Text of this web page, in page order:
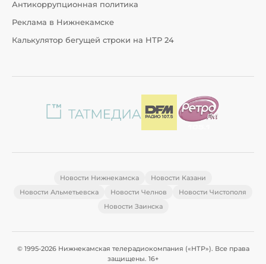
Антикоррупционная политика
Реклама в Нижнекамске
Калькулятор бегущей строки на НТР 24
Новости Нижнекамска
Новости Казани
Новости Альметьевска
Новости Челнов
Новости Чистополя
Новости Заинска
© 1995-2026 Нижнекамская телерадиокомпания («НТР»). Все права
защищены. 16+